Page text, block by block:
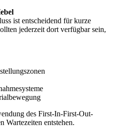
ist entscheidend für kurze
jederzeit dort verfügbar sein,
des First-In-First-Out-
Wartezeiten entstehen.